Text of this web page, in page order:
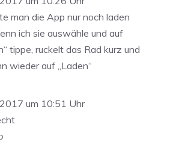
man die App nur noch laden
ich sie auswähle und auf
tippe, ruckelt das Rad kurz und
wieder auf „Laden“
um 10:51 Uhr